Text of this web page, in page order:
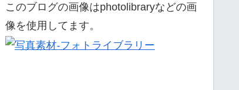
このブログの画像はphotolibraryなどの画
像を使用してます。